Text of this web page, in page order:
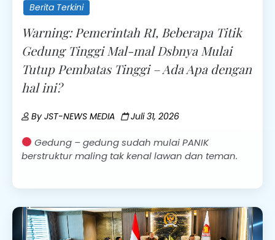
Berita Terkini
Warning: Pemerintah RI, Beberapa Titik
Gedung Tinggi Mal-mal Dsbnya Mulai
Tutup Pembatas Tinggi – Ada Apa dengan
hal ini?
ByJST-NEWS MEDIA Juli 31, 2026
Gedung – gedung sudah mulai PANIK
berstruktur maling tak kenal lawan dan teman.